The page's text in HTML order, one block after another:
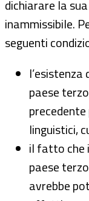
dichiarare la
inammissibile.
seguenti
paese
linguistici,
il fatto che
paese
avrebbe